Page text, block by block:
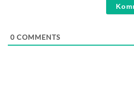
0 COMMENTS